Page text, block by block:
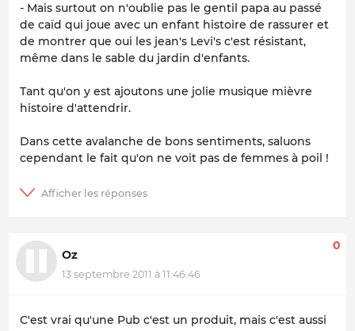
- Mais surtout on n'oublie pas le gentil papa au passé
de caïd qui joue avec un enfant histoire de rassurer et
de montrer que oui les jean's Levi's c'est résistant,
même dans le sable du jardin d'enfants.
Tant qu'on y est ajoutons une jolie musique mièvre
histoire d'attendrir.
Dans cette avalanche de bons sentiments, saluons
cependant le fait qu'on ne voit pas de femmes à poil !
Oz
13 septembre 2011 à 11:46:46
0
C'est vrai qu'une Pub c'est un produit, mais c'est aussi